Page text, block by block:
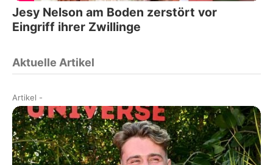
Jesy Nelson am Boden zerstört vor
Eingriff ihrer Zwillinge
Aktuelle Artikel
Artikel -